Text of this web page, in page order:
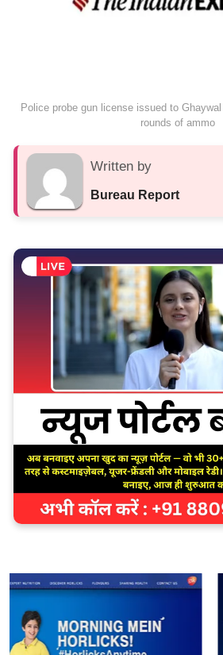
Police probe gun license issued to
rounds of ammo
Written by
Bureau Report